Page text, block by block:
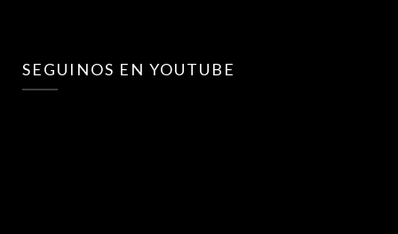
SEGUINOS EN YOUTUBE